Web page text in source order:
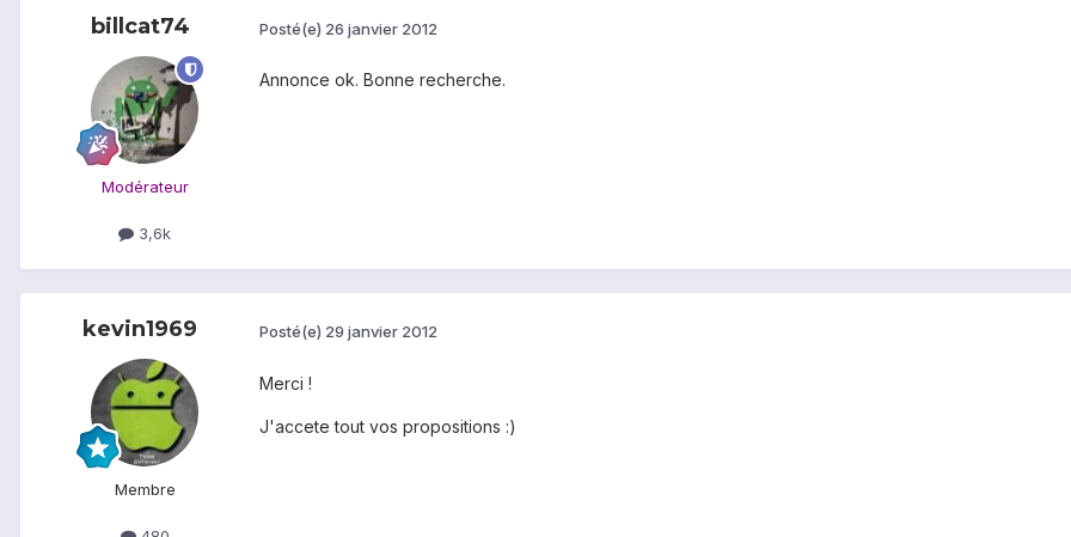
billcat74
Modérateur
3,6k
Posté(e) 26 janvier 2012
Annonce ok. Bonne recherche.
kevin1969
Membre
Posté(e) 29 janvier 2012
Merci !
J'accete tout vos propositions :)